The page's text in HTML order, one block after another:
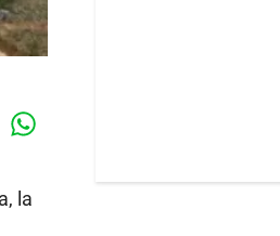
la